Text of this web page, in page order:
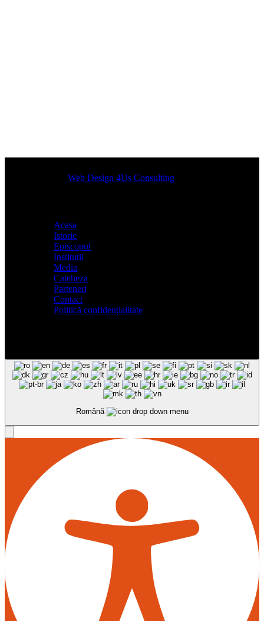
Designed byWeb Design 4Us Consulting
Acasa
Istoric
Episcopul
Institutii
Media
Cateheza
Parteneri
Contact
Politică confidențialitate
Română